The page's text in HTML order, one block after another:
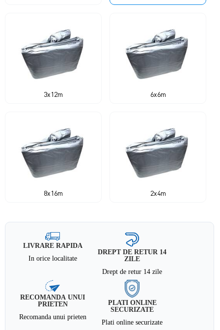
3x12m 6x6m
8x16m 2x4m
LIVRARE RAPIDA
In orice localitate
DREPT DE RETUR 14
ZILE
Drept de retur 14 zile
RECOMANDA UNUI
PRIETEN
Recomanda unui prieten
PLATI ONLINE
SECURIZATE
Plati online securizate